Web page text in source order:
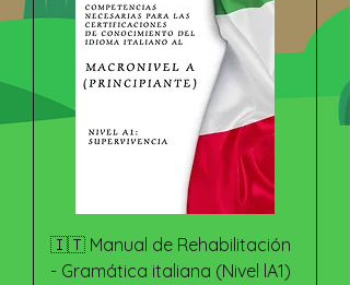
🇮🇹 Manual de Rehabilitación
- Gramática italiana (Nivel lA1)